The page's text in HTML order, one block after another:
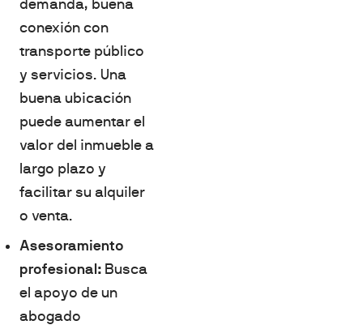
demanda, buena
conexión con
transporte público
y servicios. Una
buena ubicación
puede aumentar el
valor del inmueble a
largo plazo y
facilitar su alquiler
o venta.
Asesoramiento
profesional: Busca
el apoyo de un
abogado